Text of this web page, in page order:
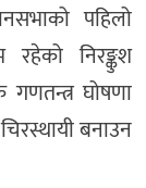
पहिलो
रहेको निरङ्कुश
गणतन्त्र घोषणा
बनाउन